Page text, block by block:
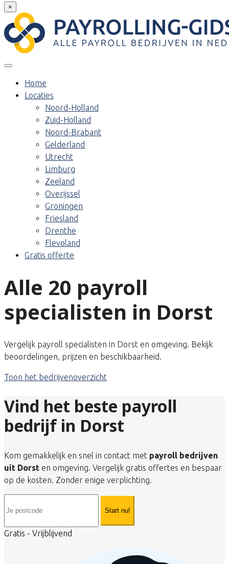
×
Home
Locaties
Noord-Holland
Zuid-Holland
Noord-Brabant
Gelderland
Utrecht
Limburg
Zeeland
Overijssel
Groningen
Friesland
Drenthe
Flevoland
Gratis offerte
Alle 20 payroll
specialisten in Dorst
Vergelijk payroll specialisten in Dorst en omgeving. Bekijk
beoordelingen, prijzen en beschikbaarheid.
Toon het bedrijvenoverzicht
Vind het beste payroll
bedrijf in Dorst
Kom gemakkelijk en snel in contact met payroll bedrijven
uit Dorst en omgeving. Vergelijk gratis offertes en bespaar
op de kosten. Zonder enige verplichting.
Start nu!
Gratis - Vrijblijvend